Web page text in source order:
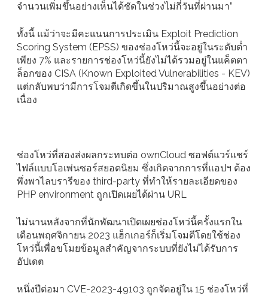
จำนวนเพิ่มขึ้นอย่างเห็นได้ชัดในช่วงไม่กี่วันที่ผ่านมา”
ทั้งนี้ แม้ว่าจะมีคะแนนการประเมิน Exploit Prediction
Scoring System (EPSS) ของช่องโหว่นี้จะอยู่ในระดับต่ำ
เพียง 7% และรายการช่องโหว่นี้ยังไม่ได้รวมอยู่ในแค็ตตา
ล็อกของ CISA (Known Exploited Vulnerabilities - KEV)
แต่กลับพบว่ามีการโจมตีเกิดขึ้นในปริมาณสูงขึ้นอย่างต่อ
เนื่อง
ช่องโหว่ที่สองส่งผลกระทบต่อ ownCloud ซอฟต์แวร์แชร์
ไฟล์แบบโอเพ่นซอร์สยอดนิยม ซึ่งเกิดจากการที่แอปฯ ต้อง
พึ่งพาไลบรารีของ third-party ที่ทำให้รายละเอียดของ
PHP environment ถูกเปิดเผยได้ผ่าน URL
ไม่นานหลังจากที่นักพัฒนาเปิดเผยช่องโหว่นี้ครั้งแรกใน
เดือนพฤศจิกายน 2023 แฮ็กเกอร์ก็เริ่มโจมตีโดยใช้ช่อง
โหว่นี้เพื่อขโมยข้อมูลสำคัญจากระบบที่ยังไม่ได้รับการ
อัปเดต
หนึ่งปีต่อมา CVE-2023-49103 ถูกจัดอยู่ใน 15 ช่องโหว่ที่